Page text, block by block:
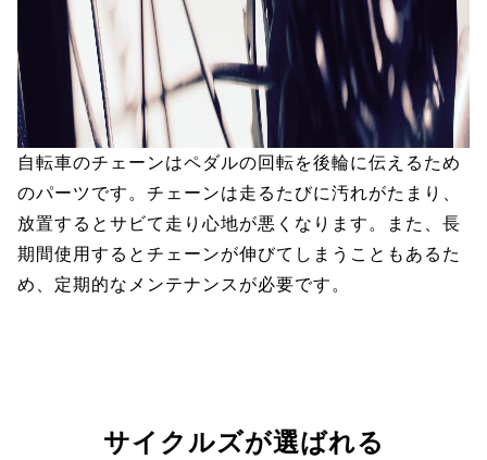
自転車のチェーンはペダルの回転を後輪に伝えるため
のパーツです。チェーンは走るたびに汚れがたまり、
放置するとサビて走り心地が悪くなります。また、長
期間使用するとチェーンが伸びてしまうこともあるた
め、定期的なメンテナンスが必要です。
サイクルズが選ばれる